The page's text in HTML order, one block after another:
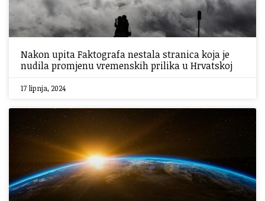
Nakon upita Faktografa nestala stranica koja je
nudila promjenu vremenskih prilika u Hrvatskoj
17 lipnja, 2024